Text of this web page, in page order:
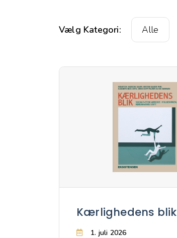
Vælg Kategori: Alle
Kærlighedens blik
1. juli 2026